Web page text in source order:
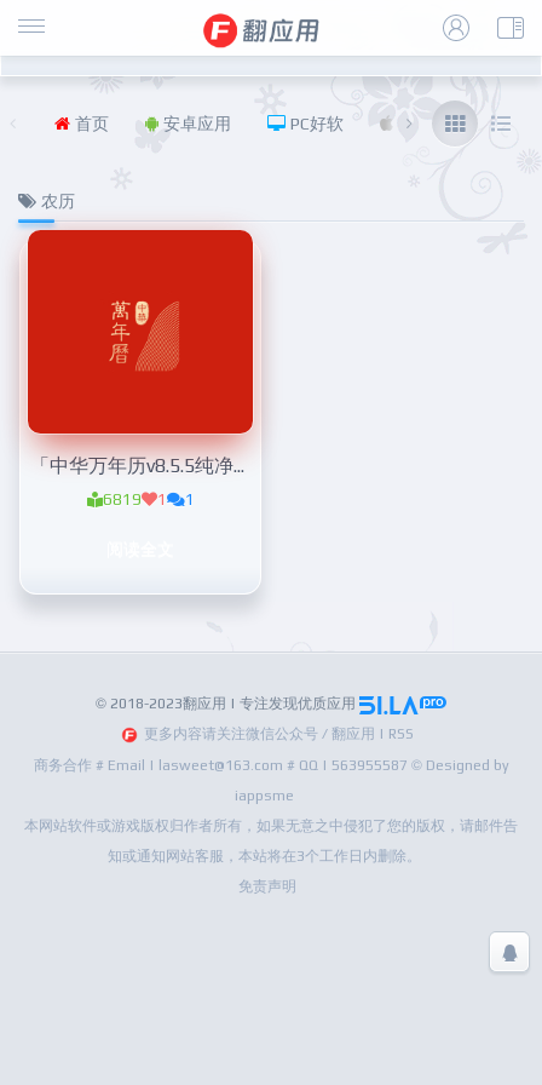
首页 安卓应用 PC好软 iOS 福利
农历
「中华万年历v8.5.5纯净版」看个好日子
6819 1 1
© 2018-2023翻应用 | 专注发现优质应用
更多内容请关注微信公众号 / 翻应用 | RSS
商务合作 # Email | lasweet@163.com # QQ | 563955587 © Designed by
iappsme
本网站软件或游戏版权归作者所有，如果无意之中侵犯了您的版权，请邮件告
知或通知网站客服，本站将在3个工作日内删除。
免责声明